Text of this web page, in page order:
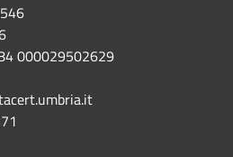
000029502629